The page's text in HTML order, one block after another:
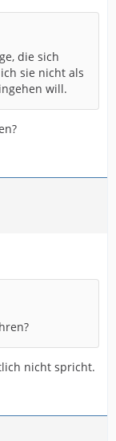
die sich
sie nicht als
will.
nicht spricht.